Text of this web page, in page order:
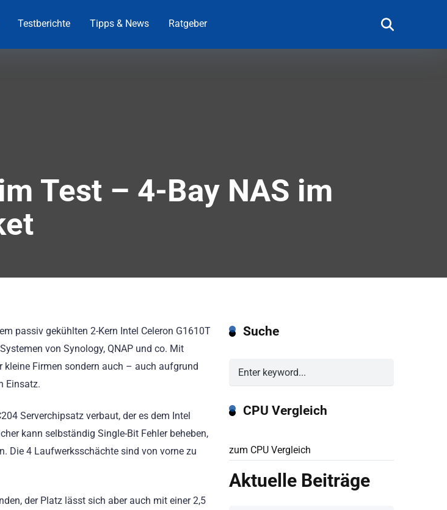
Testberichte Tipps & News Ratgeber
Test – 4-Bay NAS im
passiv gekühlten 2-Kern Intel Celeron G1610T
von Synology, QNAP und co. Mit
Firmen sondern auch – auch aufgrund
Einsatz.
Serverchipsatz verbaut, der es dem Intel
kann selbständig Single-Bit Fehler beheben,
Die 4 Laufwerksschächte sind von vorne zu
der Platz lässt sich aber auch mit einer 2,5
Suche
CPU Vergleich
zum CPU Vergleich
Aktuelle Beiträge